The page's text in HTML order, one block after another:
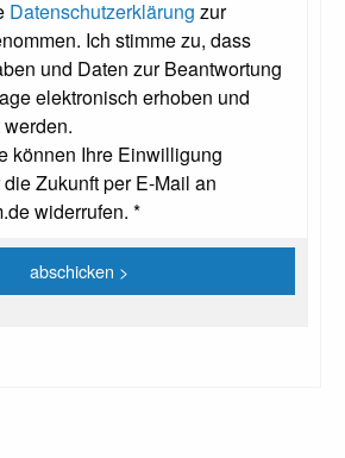
Datenschutzerklärung zur
Ich stimme zu, dass
und Daten zur Beantwortung
elektronisch erhoben und
können Ihre Einwilligung
Zukunft per E-Mail an
widerrufen. *